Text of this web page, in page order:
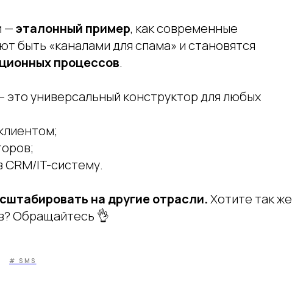
—эталонный пример, как современные
быть «каналами для спама» и становятся
процессов.
это универсальный конструктор для любых
IT-систему.
на другие отрасли.Хотите так же
Обращайтесь 👌
# SMS